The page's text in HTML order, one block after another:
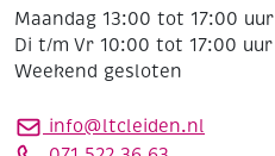
Maandag 13:00 tot 17:00 uur
Di t/m Vr 10:00 tot 17:00 uur
Weekend gesloten
info@ltcleiden.nl